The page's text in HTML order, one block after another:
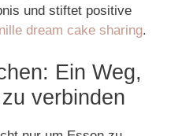
und stiftet positive
dream cake sharing.
Ein Weg,
verbinden